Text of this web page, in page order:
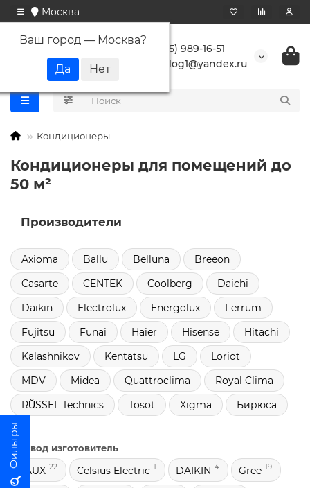
Москва
Ваш город — Москва?
+7 (495) 989-16-51
buranlog1@yandex.ru
Кондиционеры
Кондиционеры для помещений до
50 м²
Производители
Axioma Ballu Belluna
Breeon
Casarte
CENTEK Coolberg
Daichi
Daikin
Electrolux Energolux
Ferrum
Fujitsu
Funai Haier Hisense
Hitachi
Kalashnikov
Kentatsu LG
Loriot
MDV
Midea Quattroclima
Royal Clima
RŬSSEL Technics
Tosot Xigma Бирюса
Завод изготовитель
AUX 22 Celsius Electric 1 DAIKIN 4 Gree 19